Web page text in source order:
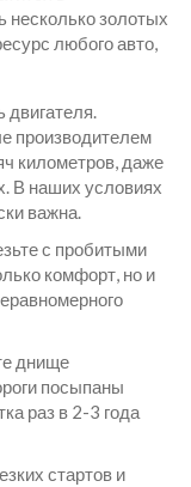
несколько золотых
любого авто,
двигателя.
производителем
километров, даже
В наших условиях
важна.
с пробитыми
комфорт, но и
днище
посыпаны
раз в 2-3 года
стартов и